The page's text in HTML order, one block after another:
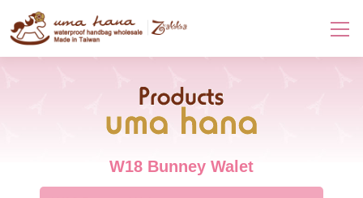
Products
W18 Bunney Walet